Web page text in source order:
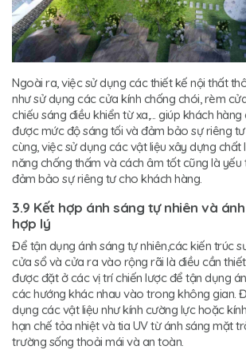
Ngoài ra, việc sử dụng các thiết kế nội thất
như sử dụng các cửa kính chống chói, rèm
chiếu sáng điều khiển từ xa,... giúp khách
được mức độ sáng tối và đảm bảo sự riêng tư
cùng, việc sử dụng các vật liệu xây dựng chất
năng chống thấm và cách âm tốt cũng là yếu
đảm bảo sự riêng tư cho khách hàng.
3.9 Kết hợp ánh sáng tự nhiên và
hợp lý
Để tận dụng ánh sáng tự nhiên,các kiến trúc
cửa sổ và cửa ra vào rộng rãi là điều cần
được đặt ở các vị trí chiến lược để tận dụng
các hướng khác nhau vào trong không gian.
dụng các vật liệu như kính cường lực hoặc
hạn chế tỏa nhiệt và tia UV từ ánh sáng mặt
trường sống thoải mái và an toàn.